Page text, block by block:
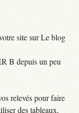
site sur Le blog
B depuis un peu
relevés pour faire
des tableaux,